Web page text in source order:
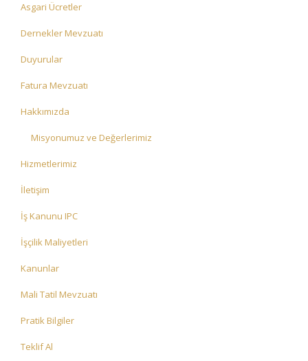
Asgari Ücretler
Dernekler Mevzuatı
Duyurular
Fatura Mevzuatı
Hakkımızda
Misyonumuz ve Değerlerimiz
Hizmetlerimiz
İletişim
İş Kanunu IPC
İşçilik Maliyetleri
Kanunlar
Mali Tatil Mevzuatı
Pratik Bilgiler
Teklif Al